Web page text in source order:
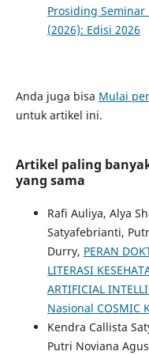
Prosiding Seminar
(2026): Edisi 2026
Anda juga bisa Mulai
untuk artikel ini.
Artikel paling
yang sama
Rafi Auliya, Alya
Satyafebrianti,
Durry, PERAN
LITERASI
ARTIFICIAL
Nasional COSMIC
Kendra Callista
Putri Noviana